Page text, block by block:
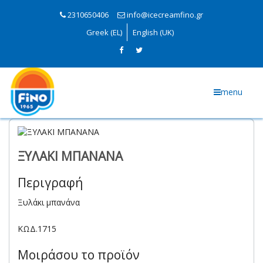
2310650406
info@icecreamfino.gr
Greek (EL)
English (UK)
menu
ΞΥΛΑΚΙ ΜΠΑΝΑΝΑ
Περιγραφή
Ξυλάκι μπανάνα
ΚΩΔ.1715
Μοιράσου το προϊόν